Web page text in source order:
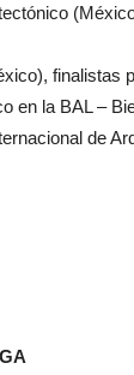
finalistas
la BAL –
de